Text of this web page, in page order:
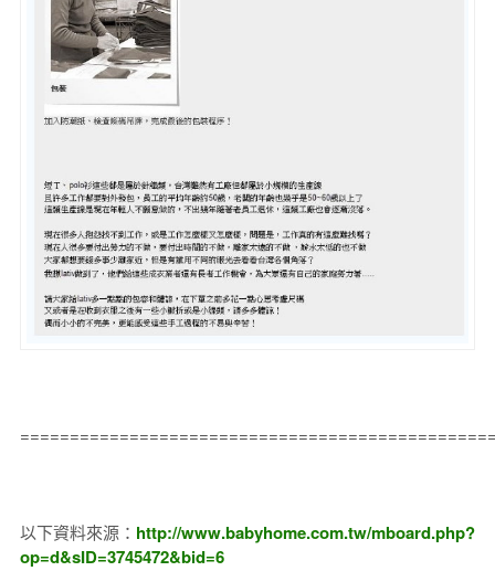
以下資料來源： http://www.babyhome.com.tw/mboard.php?
op=d&sID=3745472&bid=6